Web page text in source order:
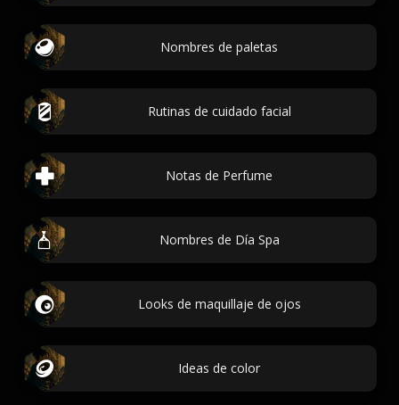
Nombres de paletas
Rutinas de cuidado facial
Notas de Perfume
Nombres de Día Spa
Looks de maquillaje de ojos
Ideas de color